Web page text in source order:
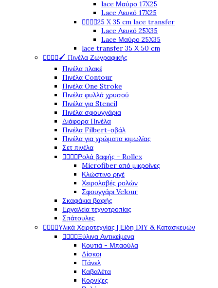
lace Μαύρο 17X25
Lace Λευκό 17X25
25 X 35 cm lace transfer
Lace Λευκό 25X35
Lace Μαύρο 25X35
lace transfer 35 Χ 50 cm
🖌️ Πινέλα Ζωγραφικής
Πινέλα πλακέ
Πινέλα Contour
Πινέλα One Stroke
Πινέλα φυλλά χρυσού
Πινέλα για Stencil
Πινέλα σφουγγάρια
Διάφορα Πινέλα
Πινέλα Filbert-οβάλ
Πινέλα για χρώματα κιμωλίας
Σετ πινέλα
Ρολά βαφής - Rollex
Microfiber από μικροίνες
Κλώστινο ριγέ
Χειρολαβές ρολών
Σφουγγάρι Velour
Σκαφάκια βαφής
Εργαλεία τεχνοτροπίας
Σπάτουλες
Υλικά Χειροτεχνίας | Είδη DIY & Κατασκευών
Ξύλινα Αντικείμενα
Κουτιά - Μπαούλα
Δίσκοι
Πάνελ
Καβαλέτα
Κορνίζες